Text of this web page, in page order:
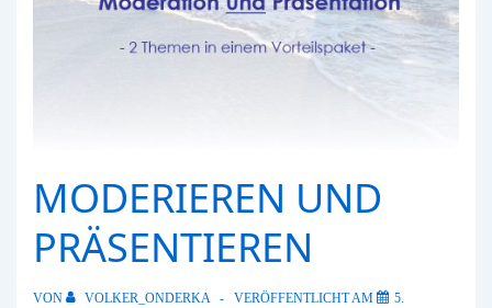
MODERIEREN UND
PRÄSENTIEREN
VON VOLKER_ONDERKA VERÖFFENTLICHT AM
5.